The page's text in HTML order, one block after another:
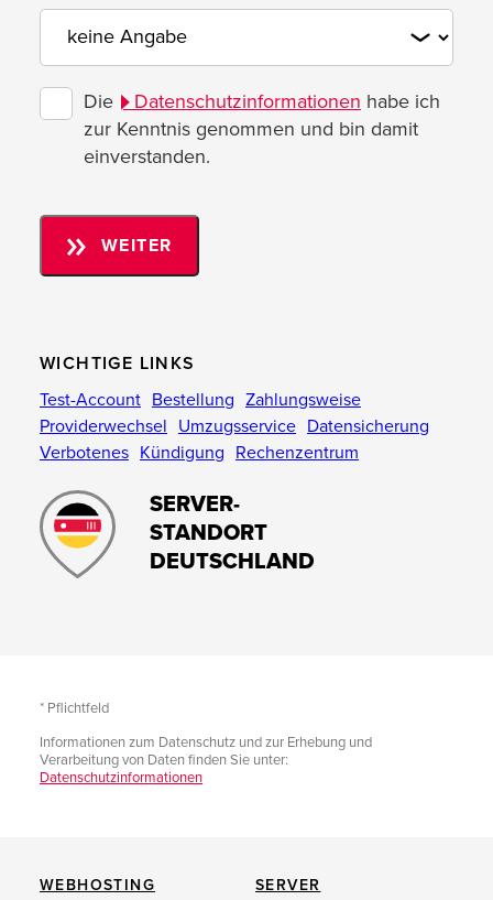
Die Datenschutzinformationen habe ich
zur Kenntnis genommen und bin damit
einverstanden.
WEITER
WICHTIGE LINKS
Test-Account Bestellung Zahlungsweise
Providerwechsel Umzugsservice Datensicherung
Verbotenes Kündigung Rechenzentrum
SERVER-
STANDORT
DEUTSCHLAND
* Pflichtfeld
Informationen zum Datenschutz und zur Erhebung und
Verarbeitung von Daten finden Sie unter:
Datenschutzinformationen
WEBHOSTING SERVER